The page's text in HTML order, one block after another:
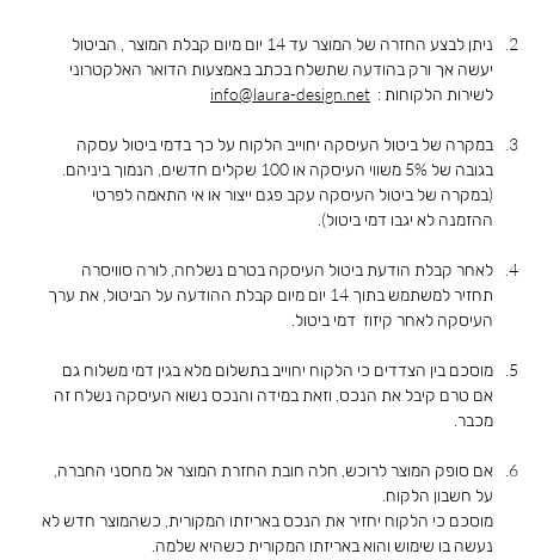
ניתן לבצע החזרה של המוצר עד יום מיום קבלת המוצר
הביטול
יעשה אך ורק בהודעה שתשלח בכתב באמצעות הדואר האלקטרוני
לשירות הלקוחות :
info@laura-design.net
במקרה של ביטול העיסקה יחוייב הלקוח על כך בדמי ביטול עסקה
בגובה של 5% משווי העיסקה או 100 שקלים חדשים, הנמוך ביניהם.
(במקרה של ביטול העיסקה עקב פגם ייצור או אי התאמה לפרטי
ההזמנה לא יגבו דמי ביטול).
לאחר קבלת הודעת ביטול העיסקה בטרם נשלחה, לורה סוויסרה
תחזיר למשתמש בתוך 14 יום מיום קבלת ההודעה על הביטול, את ערך
העיסקה לאחר קיזוז דמי ביטול.
מוסכם בין הצדדים כי הלקוח יחוייב בתשלום מלא בגין דמי משלוח גם
אם טרם קיבל את הנכס, וזאת במידה והנכס נשוא העיסקה נשלח זה
מכבר.
אם סופק המוצר לרוכש, חלה חובת החזרת המוצר אל מחסני החברה,
על חשבון הלקוח.
מוסכם כי הלקוח יחזיר את הנכס באריזתו המקורית, כשהמוצר חדש לא
נעשה בו שימוש והוא באריזתו המקורית כשהיא שלמה.